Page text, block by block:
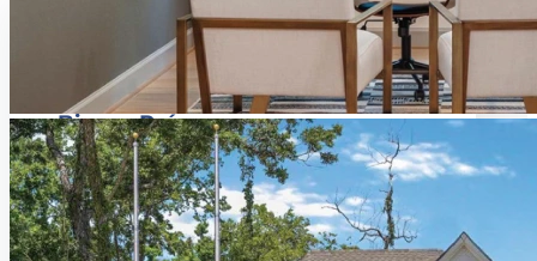
Bienes Raíces
Te asesoramos para comprar o vender
tu casa.
SABER MÁS